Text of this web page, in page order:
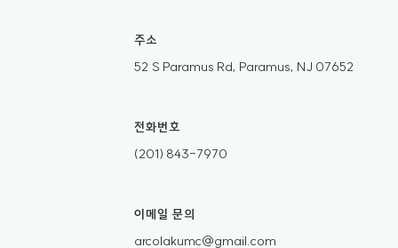
주소
52 S Paramus Rd, Paramus, NJ 07652
전화번호
(201) 843-7970
이메일 문의
arcolakumc@gmail.com